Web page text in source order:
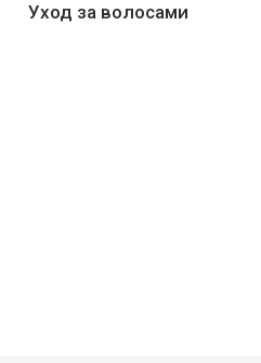
Уход за волосами